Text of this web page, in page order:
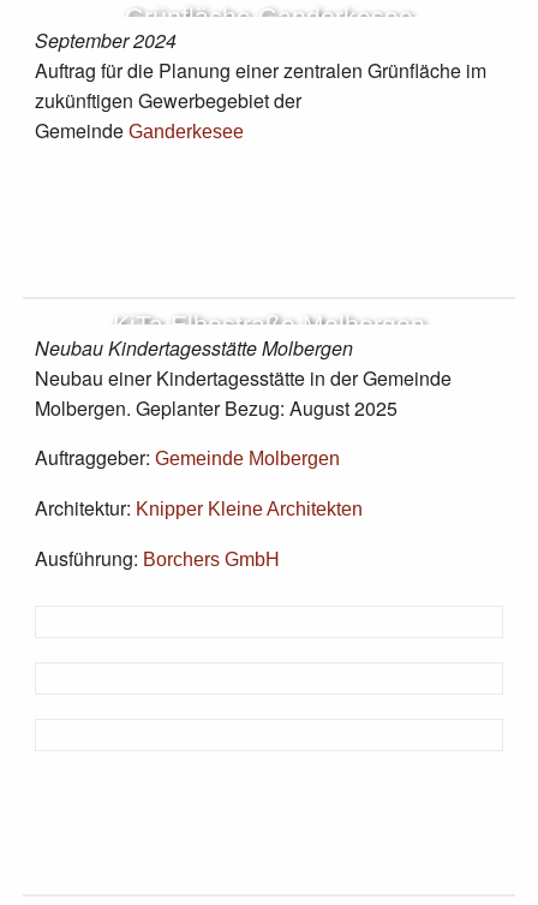
Grünfläche Ganderkesee
September 2024
Auftrag für die Planung einer zentralen Grünfläche im
zukünftigen Gewerbegebiet der
Gemeinde Ganderkesee
KiTa Elbestraße Molbergen
Neubau Kindertagesstätte Molbergen
Neubau einer Kindertagesstätte in der Gemeinde
Molbergen. Geplanter Bezug: August 2025
Auftraggeber: Gemeinde Molbergen
Architektur: Knipper Kleine Architekten
Ausführung: Borchers GmbH